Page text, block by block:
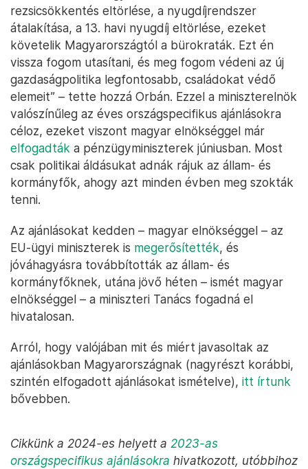
rezsicsökkentés eltörlése, a nyugdíjrendszer
átalakítása, a 13. havi nyugdíj eltörlése, ezeket
követelik Magyarországtól a bürokraták. Ezt én
vissza fogom utasítani, és meg fogom védeni az új
gazdaságpolitika legfontosabb, családokat védő
elemeit” – tette hozzá Orbán. Ezzel a miniszterelnök
valószínűleg az éves országspecifikus ajánlásokra
céloz, ezeket viszont magyar elnökséggel már
elfogadták a pénzügyminiszterek júniusban. Most
csak politikai áldásukat adnák rájuk az állam- és
kormányfők, ahogy azt minden évben meg szokták
tenni.
Az ajánlásokat kedden – magyar elnökséggel – az
EU-ügyi miniszterek is megerősítették, és
jóváhagyásra továbbították az állam- és
kormányfőknek, utána jövő héten – ismét magyar
elnökséggel – a miniszteri Tanács fogadná el
hivatalosan.
Arról, hogy valójában mit és miért javasoltak az
ajánlásokban Magyarországnak (nagyrészt korábbi,
szintén elfogadott ajánlásokat ismételve), itt írtunk
bővebben.
Cikkünk a 2024-es helyett a 2023-as
országspecifikus ajánlásokra hivatkozott, utóbbihoz